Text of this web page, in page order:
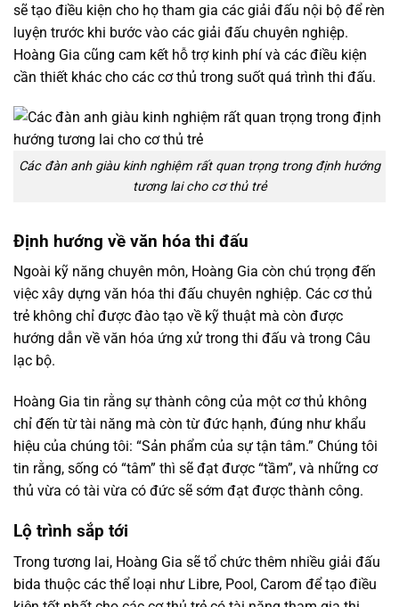
sẽ tạo điều kiện cho họ tham gia các giải đấu nội bộ để rèn
luyện trước khi bước vào các giải đấu chuyên nghiệp.
Hoàng Gia cũng cam kết hỗ trợ kinh phí và các điều kiện
cần thiết khác cho các cơ thủ trong suốt quá trình thi đấu.
Các đàn anh giàu kinh nghiệm rất quan trọng trong định hướng
tương lai cho cơ thủ trẻ
Định hướng về văn hóa thi đấu
Ngoài kỹ năng chuyên môn, Hoàng Gia còn chú trọng đến
việc xây dựng văn hóa thi đấu chuyên nghiệp. Các cơ thủ
trẻ không chỉ được đào tạo về kỹ thuật mà còn được
hướng dẫn về văn hóa ứng xử trong thi đấu và trong Câu
lạc bộ.
Hoàng Gia tin rằng sự thành công của một cơ thủ không
chỉ đến từ tài năng mà còn từ đức hạnh, đúng như khẩu
hiệu của chúng tôi: “Sản phẩm của sự tận tâm.” Chúng tôi
tin rằng, sống có “tâm” thì sẽ đạt được “tầm”, và những cơ
thủ vừa có tài vừa có đức sẽ sớm đạt được thành công.
Lộ trình sắp tới
Trong tương lai, Hoàng Gia sẽ tổ chức thêm nhiều giải đấu
bida thuộc các thể loại như Libre, Pool, Carom để tạo điều